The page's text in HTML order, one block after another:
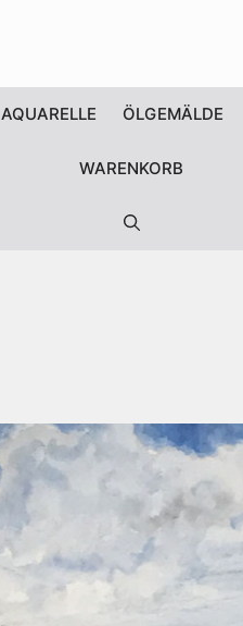
AQUARELLE ÖLGEMÄLDE
WARENKORB